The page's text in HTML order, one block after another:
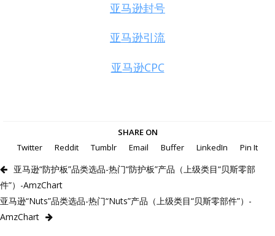
亚马逊封号
亚马逊引流
亚马逊CPC
SHARE ON
Twitter
Reddit Tumblr Email Buffer LinkedIn Pin It
亚马逊“防护板”品类选品-热门“防护板”产品（上级类目“贝斯零部
件”）-AmzChart
亚马逊“Nuts”品类选品-热门“Nuts”产品（上级类目“贝斯零部件”）-
AmzChart